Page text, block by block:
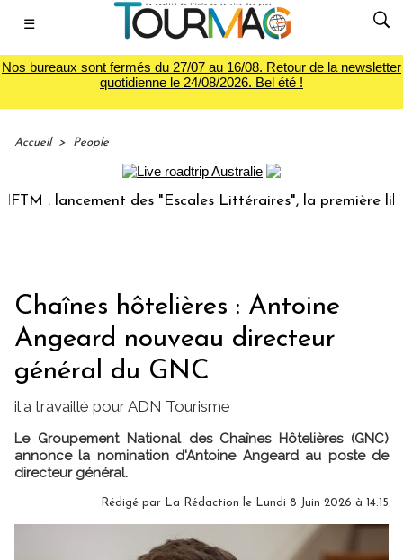
☰
Nos bureaux sont fermés du 27/07 au 16/08. Retour de la newsletter
quotidienne le 24/08/2026. Bel été !
Accueil > People
: lancement des "Escales Littéraires", la première
Chaînes hôtelières : Antoine
Angeard nouveau directeur
général du GNC
il a travaillé pour ADN Tourisme
Le Groupement National des Chaînes Hôtelières (GNC)
annonce la nomination d'Antoine Angeard au poste de
directeur général.
Rédigé par La Rédaction le Lundi 8 Juin 2026 à 14:15